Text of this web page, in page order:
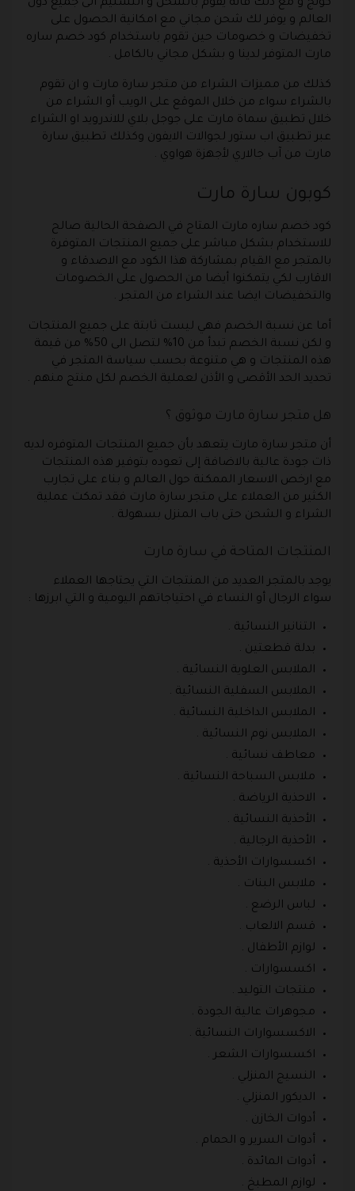
كونج و مع ذلك فانه يقوم بالشحن و التسليم الى جميع دول
العالم و يوفر لك شحن مجاني مع امكانية الحصول على
تخفيضات و خصومات حين تقوم باستخدام كود خصم ساره
مارت المتوفر لدينا و بشكل مجاني بالكامل .
كذلك من مميزات الشراء من متجر سارة مارت و ان تقوم
بالشراء سواء من خلال الموقع على الويب أو الشراء من
خلال تطبيق سماة مارت على جوجل بلاي للاندرويد او الشراء
عبر تطبيق اب ستور لجوالات الايفون وكذلك تطبيق سارة
مارت من آب جالاري لأجهزة هواوي .
كوبون سارة مارت
كود خصم ساره مارت المتاح في الصفحة الحالية صالح
للاستخدام بشكل مباشر على جميع المنتجات المتوفرة
بالمتجر مع القيام بمشاركة هذا الكود مع الاصدقاء و
الاقارب لكي يتمكنوا أيضا من الحصول على الخصومات
والتخفيضات ايضا عند الشراء من المتجر .
أما عن نسبة الخصم فهي ليست ثابتة على جميع المنتجات
و لكن نسبة الخصم تبدأ من 10% لتصل الى 50% من قيمة
هذه المنتجات و هي متنوعة بحسب سياسة المتجر في
تحديد الحد الأقصى و الأذن لعملية الخصم لكل منتج منهم .
هل متجر سارة مارت موثوق ؟
أن متجر سارة مارت يتعهد بأن جميع المنتجات المتوفره لديه
ذات جودة عالية بالاضافة إلى تعوده بتوفير هذه المنتجات
مع ارخص الاسعار الممكنة حول العالم و بناء على تجارب
الكثير من العملاء على متجر سارة مارت فقد تمكت عملية
الشراء و الشحن حتى باب المنزل بسهولة .
المنتجات المتاحة في سارة مارت
يوجد بالمتجر العديد من المنتجات التي يحتاجها العملاء
سواء الرجال أو النساء في احتياجاتهم اليومية و التي ابرزها :
التنانير النسائية .
بدلة قطعتين .
الملابس العلوية النسائية .
الملابس السفلية النسائية .
الملابس الداخلية النسائية .
الملابس نوم النسائية .
معاطف نسائية .
ملابس السباحة النسائية .
الاحذية الرياضة .
الأحذية النسائية .
الأحذية الرجالية .
اكسسوارات الأحذية .
ملابس البنات .
لباس الرضع .
قسم الالعاب .
لوازم الأطفال .
اكسسوارات .
منتجات التوليد .
مجوهرات عالية الجودة .
الاكسسوارات النسائية .
اكسسوارات الشعر .
النسيج المنزلي .
الديكور المنزلي .
أدوات الخازن .
أدوات السرير و الحمام .
أدوات المائدة .
لوازم المطبخ .